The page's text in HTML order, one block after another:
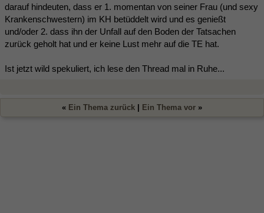
darauf hindeuten, dass er 1. momentan von seiner Frau (und sexy
Krankenschwestern) im KH betüddelt wird und es genießt
und/oder 2. dass ihn der Unfall auf den Boden der Tatsachen
zurück geholt hat und er keine Lust mehr auf die TE hat.
Ist jetzt wild spekuliert, ich lese den Thread mal in Ruhe...
« Ein Thema zurück | Ein Thema vor »